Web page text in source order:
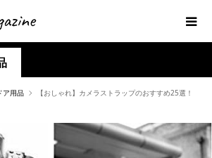
ア用品
【おしゃれ】カメラストラップのおすすめ25選！